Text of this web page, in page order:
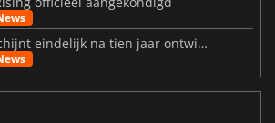
Vahrin's Call verschijnt eindelijk na tien jaar ontwikkeling